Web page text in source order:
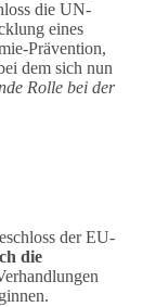
die UN-
eines
Prävention,
dem sich nun
Rolle bei der
der EU-
die